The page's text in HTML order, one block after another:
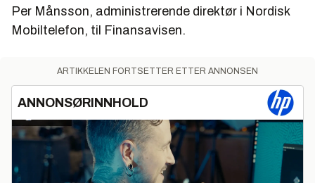
Per Månsson, administrerende direktør i Nordisk
Mobiltelefon, til Finansavisen.
ARTIKKELEN FORTSETTER ETTER ANNONSEN
ANNONSØRINNHOLD